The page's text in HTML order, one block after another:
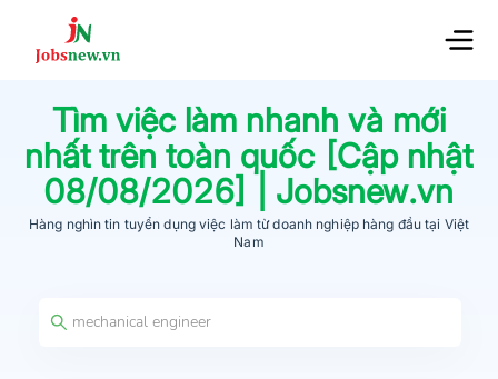
Tìm việc làm nhanh và mới
nhất trên toàn quốc [Cập nhật
08/08/2026] | Jobsnew.vn
Hàng nghìn tin tuyển dụng việc làm từdoanh nghiệp hàng đầu tại Việt
Nam